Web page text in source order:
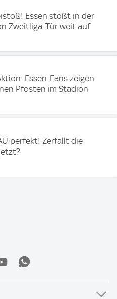
Essen stößt in der
Zweitliga-Tür weit auf
Essen-Fans zeigen
Pfosten im Stadion
perfekt! Zerfällt die